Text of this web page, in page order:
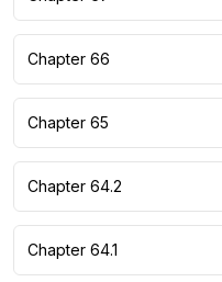
Chapter 66
Chapter 65
Chapter 64.2
Chapter 64.1